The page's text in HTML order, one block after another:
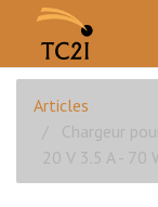
Articles
Chargeur
20 V 3.5 A - 70